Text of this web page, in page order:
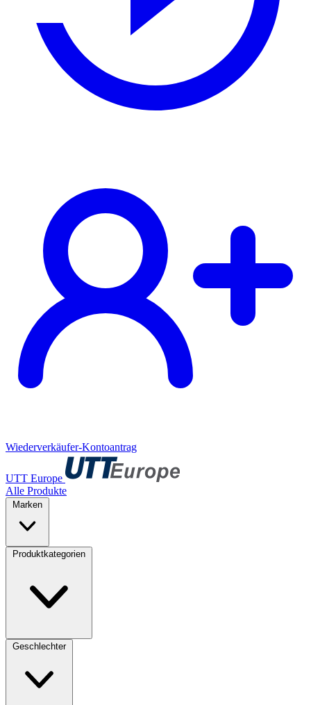
Wiederverkäufer-Kontoantrag
UTT Europe
Alle Produkte
Marken
Produktkategorien
Geschlechter